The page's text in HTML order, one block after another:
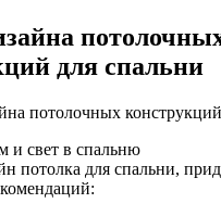
для спальни
и свет в спальню
потолка для спальни,